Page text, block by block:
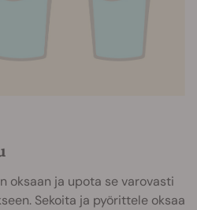
oksaan ja upota se varovasti
Sekoita ja pyörittele oksaa